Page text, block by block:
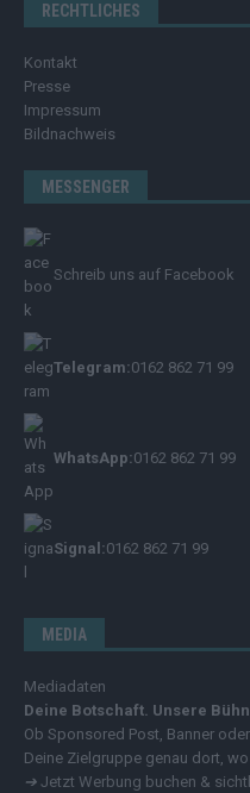
RECHTLICHES
Kontakt
Presse
Impressum
Bildnachweis
MESSENGER
Schreib uns auf Facebook
Telegram:0162 862 71 99
WhatsApp:0162 862 71 99
Signal:0162 862 71 99
MEDIA
Mediadaten
Deine Botschaft. Unsere
Ob Sponsored Post, Banner
Deine Zielgruppe genau dort,
➔ Jetzt Werbung buchen &